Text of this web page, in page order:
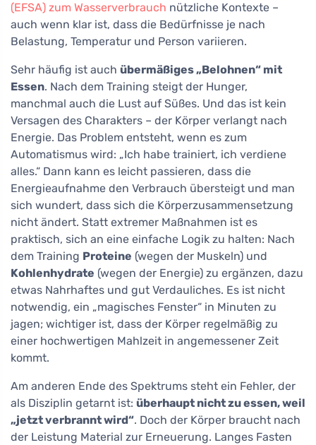
(EFSA) zum Wasserverbrauch nützliche Kontexte –
auch wenn klar ist, dass die Bedürfnisse je nach
Belastung, Temperatur und Person variieren.
Sehr häufig ist auch übermäßiges „Belohnen“ mit
Essen. Nach dem Training steigt der Hunger,
manchmal auch die Lust auf Süßes. Und das ist kein
Versagen des Charakters – der Körper verlangt nach
Energie. Das Problem entsteht, wenn es zum
Automatismus wird: „Ich habe trainiert, ich verdiene
alles.“ Dann kann es leicht passieren, dass die
Energieaufnahme den Verbrauch übersteigt und man
sich wundert, dass sich die Körperzusammensetzung
nicht ändert. Statt extremer Maßnahmen ist es
praktisch, sich an eine einfache Logik zu halten: Nach
dem Training Proteine (wegen der Muskeln) und
Kohlenhydrate (wegen der Energie) zu ergänzen, dazu
etwas Nahrhaftes und gut Verdauliches. Es ist nicht
notwendig, ein „magisches Fenster“ in Minuten zu
jagen; wichtiger ist, dass der Körper regelmäßig zu
einer hochwertigen Mahlzeit in angemessener Zeit
kommt.
Am anderen Ende des Spektrums steht ein Fehler, der
als Disziplin getarnt ist: überhaupt nicht zu essen, weil
„jetzt verbrannt wird“. Doch der Körper braucht nach
der Leistung Material zur Erneuerung. Langes Fasten